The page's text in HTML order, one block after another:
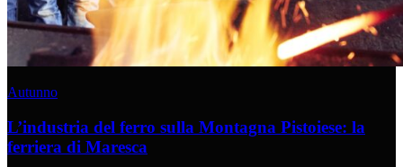
Autunno
L’industria del ferro sulla Montagna Pistoiese: la
ferriera di Maresca